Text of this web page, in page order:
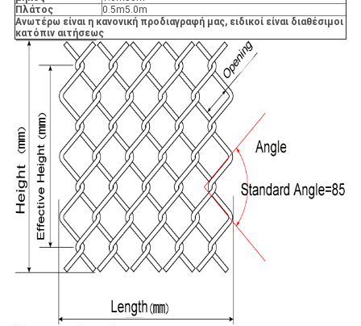
Πλάτος
0.5m5.0m
Ανωτέρω είναι η κανονική προδιαγραφή μας, ειδικοί είναι διαθέσιμοι
κατόπιν αιτήσεως